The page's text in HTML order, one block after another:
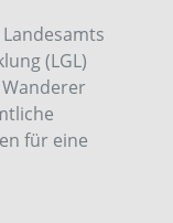
(LGL)
für eine